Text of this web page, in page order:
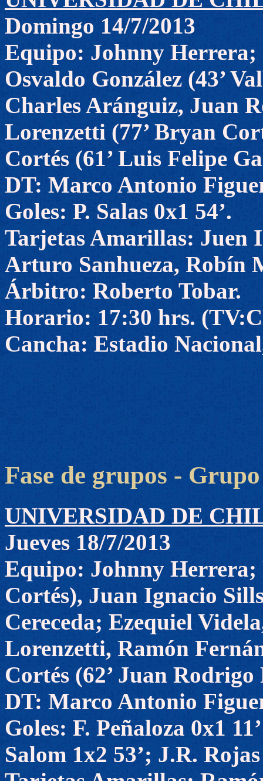
Domingo 14/7/2013
Equipo: Johnny Herrera;
Osvaldo González (43’
Charles Aránguiz, Juan
Lorenzetti (77’ Bryan
Cortés (61’ Luis Felipe
DT: Marco Antonio
Goles: P. Salas 0x1 54’.
Tarjetas Amarillas: Juen
Arturo Sanhueza, Robín
Árbitro: Roberto Tobar.
Horario: 17:30 hrs.
Cancha: Estadio
Fase de grupos -
UNIVERSIDAD DE
Jueves 18/7/2013
Equipo: Johnny Herrera;
Cortés), Juan Ignacio
Cereceda; Ezequiel
Lorenzetti, Ramón
Cortés (62’ Juan
DT: Marco Antonio
Goles: F. Peñaloza 0x1
Salom 1x2 53’; J.R.